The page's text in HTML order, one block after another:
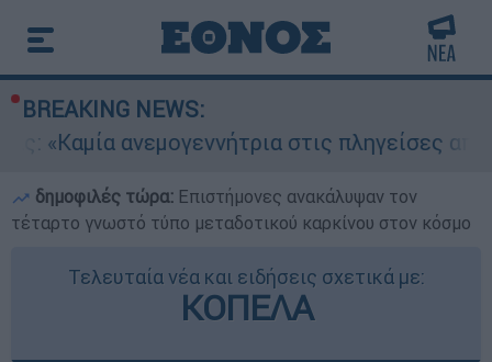
BREAKING NEWS:
στις πληγείσες από τις
δημοφιλές τώρα: Επιστήμονες ανακάλυψαν τον
τέταρτο γνωστό τύπο μεταδοτικού καρκίνου στον κόσμο
Τελευταία νέα και ειδήσεις σχετικά με:
ΚΟΠΕΛΑ